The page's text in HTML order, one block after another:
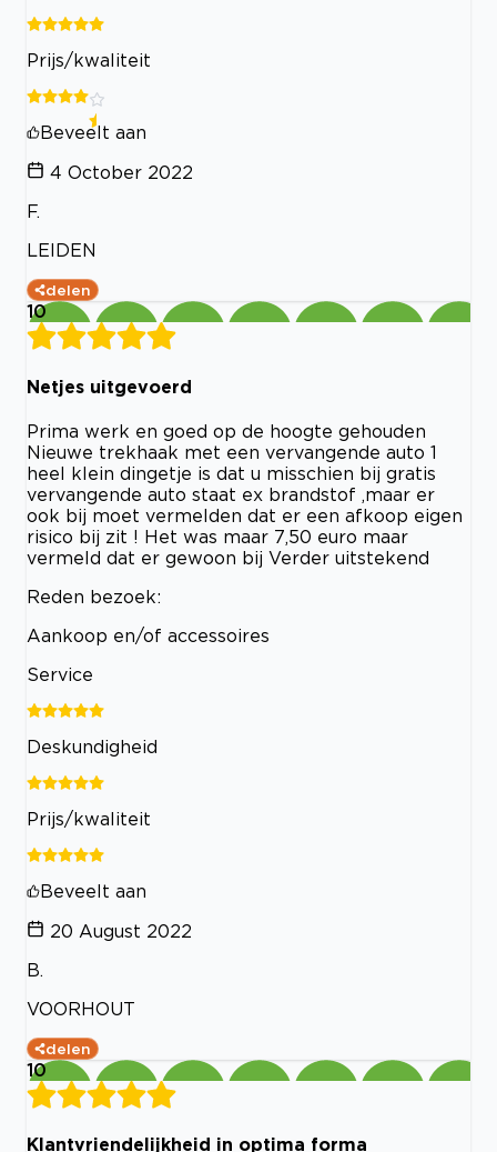
Prijs/kwaliteit
Beveelt aan
4 October 2022
F.
LEIDEN
delen
10
Netjes uitgevoerd
Prima werk en goed op de hoogte gehouden
Nieuwe trekhaak met een vervangende auto 1
heel klein dingetje is dat u misschien bij gratis
vervangende auto staat ex brandstof ,maar er
ook bij moet vermelden dat er een afkoop eigen
risico bij zit ! Het was maar 7,50 euro maar
vermeld dat er gewoon bij Verder uitstekend
Reden bezoek:
Aankoop en/of accessoires
Service
Deskundigheid
Prijs/kwaliteit
Beveelt aan
20 August 2022
B.
VOORHOUT
delen
10
Klantvriendelijkheid in optima forma